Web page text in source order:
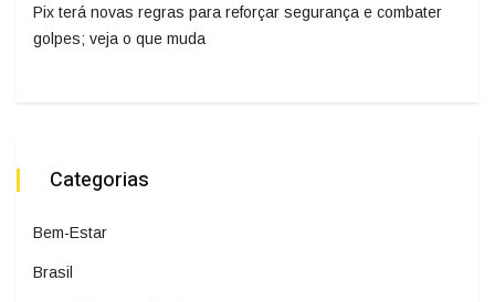
Pix terá novas regras para reforçar segurança e combater
golpes; veja o que muda
Categorias
Bem-Estar
Brasil